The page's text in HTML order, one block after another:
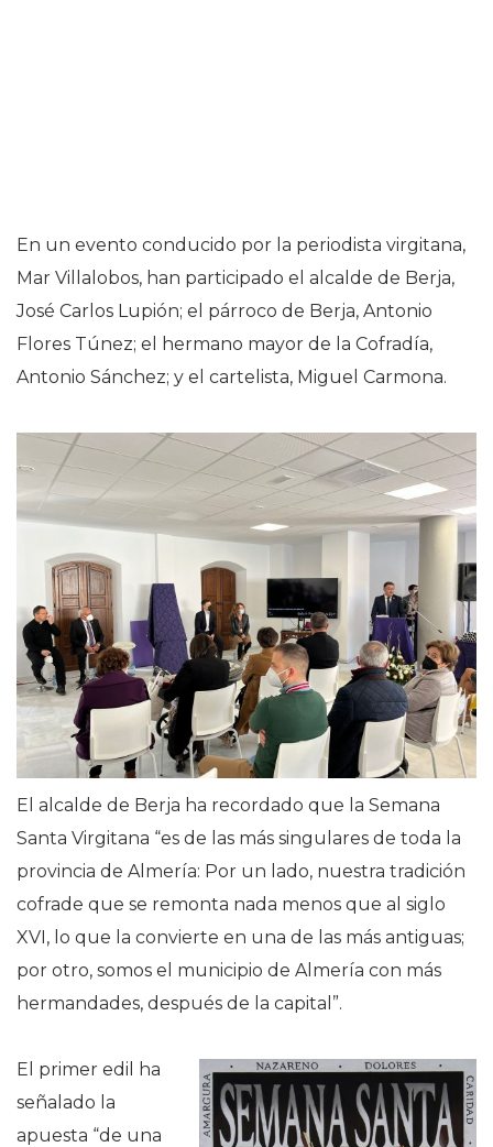
En un evento conducido por la periodista virgitana,
Mar Villalobos, han participado el alcalde de Berja,
José Carlos Lupión; el párroco de Berja, Antonio
Flores Túnez; el hermano mayor de la Cofradía,
Antonio Sánchez; y el cartelista, Miguel Carmona.
El alcalde de Berja ha recordado que la Semana
Santa Virgitana “es de las más singulares de toda la
provincia de Almería: Por un lado, nuestra tradición
cofrade que se remonta nada menos que al siglo
XVI, lo que la convierte en una de las más antiguas;
por otro, somos el municipio de Almería con más
hermandades, después de la capital”.
El primer edil ha
señalado la
apuesta “de una